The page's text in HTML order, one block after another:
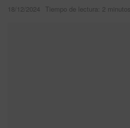
18/12/2024 Tiempo de lectura: 2 minutos